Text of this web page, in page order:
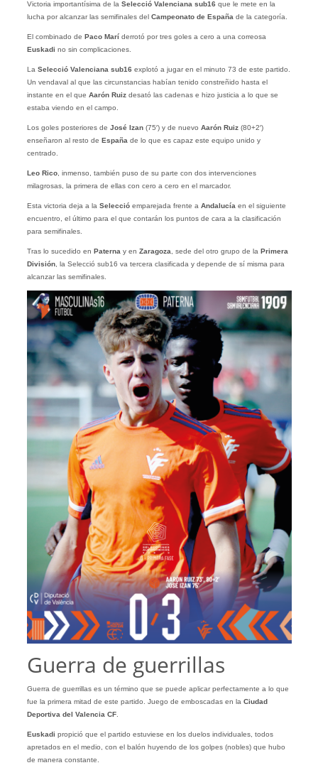
Victoria importantísima de la Selecció Valenciana sub16 que le mete en la
lucha por alcanzar las semifinales del Campeonato de España de la categoría.
El combinado de Paco Marí derrotó por tres goles a cero a una correosa
Euskadi no sin complicaciones.
La Selecció Valenciana sub16 explotó a jugar en el minuto 73 de este partido.
Un vendaval al que las circunstancias habían tenido constreñido hasta el
instante en el que Aarón Ruizdesató las cadenas e hizo justicia a lo que se
estaba viendo en el campo.
Los goles posteriores de José Izan(75′) y de nuevo Aarón Ruiz (80+2′)
enseñaron al resto de España de lo que es capaz este equipo unido y
centrado.
Leo Rico, inmenso, también puso de su parte con dos intervenciones
milagrosas, la primera de ellas con cero a cero en el marcador.
Esta victoria deja a la Seleccióemparejada frente a Andalucía en el siguiente
encuentro, el último para el que contarán los puntos de cara a la clasificación
para semifinales.
Tras lo sucedido en Paterna y en Zaragoza , sede del otro grupo de la Primera
División, la Selecció sub16 va tercera clasificada y depende de sí misma para
alcanzar las semifinales.
Guerra de guerrillas
Guerra de guerrillas es un término que se puede aplicar perfectamente a lo que
fue la primera mitad de este partido. Juego de emboscadas en la Ciudad
Deportiva del Valencia CF.
Euskadi propició que el partido estuviese en los duelos individuales, todos
apretados en el medio, con el balón huyendo de los golpes (nobles) que hubo
de manera constante.